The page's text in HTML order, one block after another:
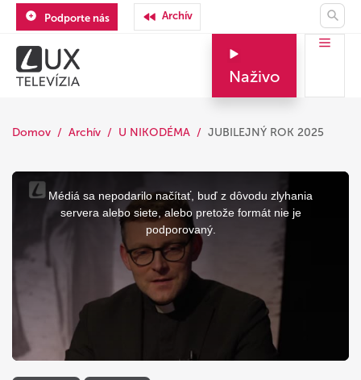
Podporte nás Archív
Naživo
Domov Archív U NIKODÉMA JUBILEJNÝ ROK 2025
This
modal
Médiá sa nepodarilo načítať, buď z dôvodu zlyhania
servera alebo siete, alebo pretože formát nie je
podporovaný.